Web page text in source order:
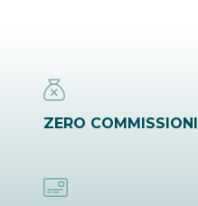
ZERO COMMISSIONI